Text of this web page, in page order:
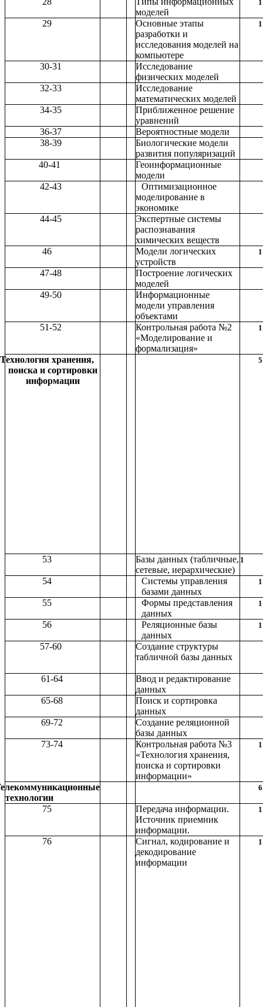
моделей
1
29
Основные этапы
разработки и
исследования моделей на
компьютере
1
30-31
Исследование
физических моделей
32-33
Исследование
математических моделей
34-35
Приближенное решение
уравнений
36-37
Вероятностные модели
38-39
Биологические модели
развития популяризаций
40-41
Геоинформационные
модели
42-43
Оптимизационное
моделирование в
экономике
44-45
Экспертные системы
распознавания
химических веществ
46
Модели логических
устройств
1
47-48
Построение логических
моделей
49-50
Информационные
модели управления
объектами
51-52
Контрольная работа №2
«Моделирование и
формализация»
1
Технология хранения,
поиска и сортировки
информации
5
53
Базы данных (табличные,
сетевые, иерархические)
1
54
Системы управления
базами данных
1
55
Формы представления
данных
1
56
Реляционные базы
данных
1
57-60
Создание структуры
табличной базы данных
61-64
Ввод и редактирование
данных
65-68
Поиск и сортировка
данных
69-72
Создание реляционной
базы данных
73-74
Контрольная работа №3
«Технология хранения,
поиска и сортировки
информации»
1
технологии
6
75
Передача информации.
Источник приемник
информации.
1
76
Сигнал, кодирование и
декодирование
информации
1